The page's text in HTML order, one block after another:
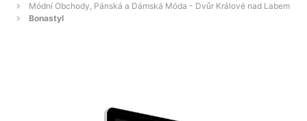
Módní Obchody, Pánská a Dámská Móda - Dvůr Králové nad Labem
Bonastyl